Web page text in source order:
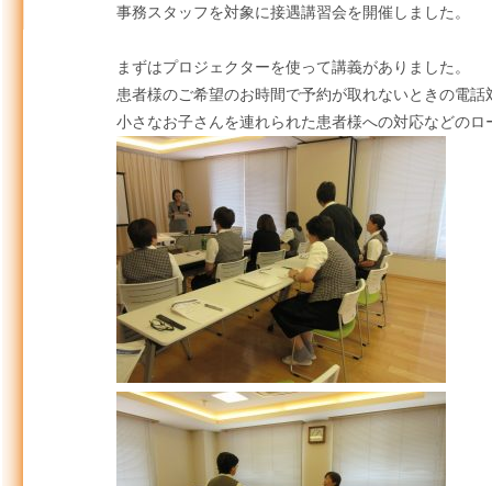
事務スタッフを対象に接遇講習会を開催しました。
まずはプロジェクターを使って講義がありました。
患者様のご希望のお時間で予約が取れないときの電話
小さなお子さんを連れられた患者様への対応などの